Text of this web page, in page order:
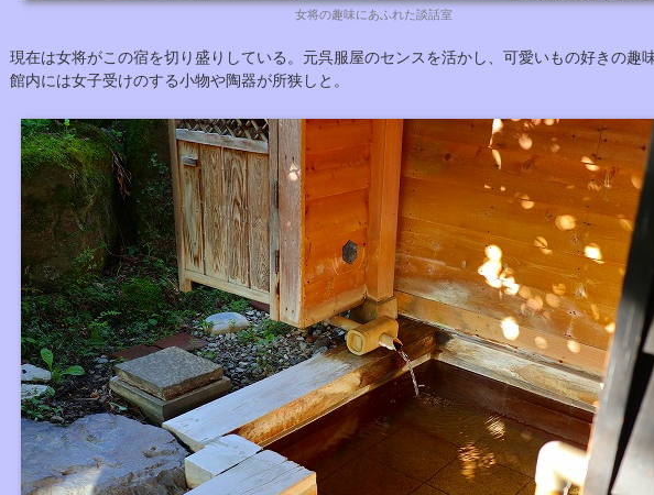
女将の趣味にあふれた談話室
現在は女将がこの宿を切り盛りしている。元呉服屋のセンスを活かし、可愛いもの好きの趣
館内には女子受けのする小物や陶器が所狭しと。